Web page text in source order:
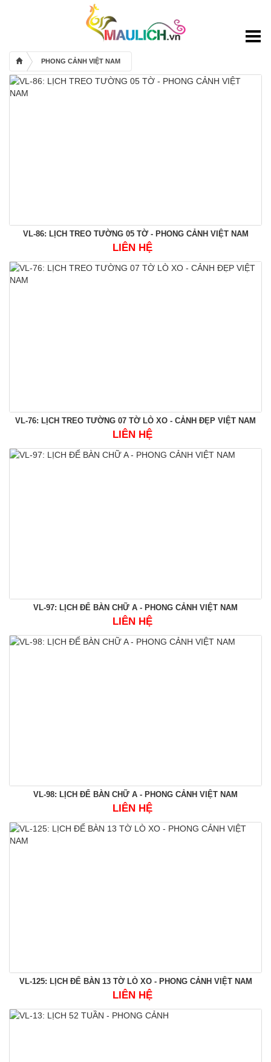
Lịch để bàn 2017
Lịch Treo Tường 2017
Bìa + Bloc 2017
Bảng giá
PHONG CẢNH VIỆT NAM
VL-86: LỊCH TREO TƯỜNG 05 TỜ - PHONG CẢNH VIỆT NAM
LIÊN HỆ
VL-76: LỊCH TREO TƯỜNG 07 TỜ LÒ XO - CẢNH ĐẸP VIỆT NAM
LIÊN HỆ
VL-97: LỊCH ĐỂ BÀN CHỮ A - PHONG CẢNH VIỆT NAM
LIÊN HỆ
VL-98: LỊCH ĐỂ BÀN CHỮ A - PHONG CẢNH VIỆT NAM
LIÊN HỆ
VL-125: LỊCH ĐỂ BÀN 13 TỜ LÒ XO - PHONG CẢNH VIỆT NAM
LIÊN HỆ